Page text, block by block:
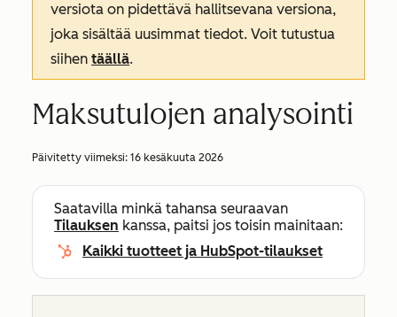
versiota on pidettävä hallitsevana versiona,
joka sisältää uusimmat tiedot. Voit tutustua
siihen täällä.
Maksutulojen analysointi
Päivitetty viimeksi: 16 kesäkuuta 2026
Saatavilla minkä tahansa seuraavan
Tilauksen kanssa, paitsi jos toisin mainitaan:
Kaikki tuotteet ja HubSpot-tilaukset